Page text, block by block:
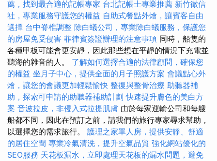
薦，找到最合適的記帳專家 台北記帳士專業推薦 新竹徵信
社，專業服務守護您的權益 自助式餐點外燴，讓賓客自由
選擇 台中脊椎調整 除白蟻公司，專業除白蟻服務，保護您
的房屋免受侵害 菲律賓簽證辦理的注意事項 同時，船隻的
各種甲板可能會更安靜，因此那些想在平靜的情況下充電並
聽海的雜音的人。 了解如何選擇合適的法律顧問，確保您
的權益 坐月子中心，提供全面的月子照護方案 會議點心外
燴，讓您的會議更加輕鬆愉快 整復與整骨治療 助聽器補
助，探索可申請的助聽器補助計劃 快速提升膚色的美白方
案 音波拉皮，非侵入式拉提肌膚 由於每家運輸公司和每艘
船都不同，因此在預訂之前，請我們的旅行專家尋求幫助，
以選擇您的需求旅行。 護理之家單人房，提供安靜、舒適
的居住空間 專業冷氣清洗，提升空氣品質 強化網站優化的
SEO服務 天花板漏水，立即處理天花板的漏水問題，避免